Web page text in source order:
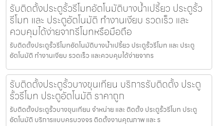
รับติดตั้งประตูรั้วรีโมทอัตโนมัติบางน้ำเปรี้ยว ประตูรั้ว
รีโมท และ ประตูอัตโนมัติ ทำงานเงียบ รวดเร็ว และ
ควบคุมได้ง่ายจากรีโมทหรือมือถือ
รับติดตั้งประตูรั้วรีโมทอัตโนมัติบางน้ำเปรี้ยว ประตูรั้วรีโมท และ ประตู
อัตโนมัติ ทำงานเงียบ รวดเร็ว และควบคุมได้ง่ายจากร
รับติดตั้งประตูรั้วบางขุนเทียน บริการรับติดตั้ง ประตู
รั้วรีโมท ประตูอัตโนมัติ ราคาถูก
รับติดตั้งประตูรั้วบางขุนเทียน จำหน่าย และ ติดตั้ง ประตูรั้วรีโมท ประตู
อัตโนมัติ บริการแบบครบวงจร ติดตั้งงานคุณภาพ และ ร